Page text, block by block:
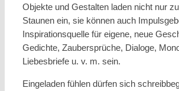
Objekte und Gestalten laden nicht nur
Staunen ein, sie können auch
Inspirationsquelle für eigene, neue
Gedichte, Zaubersprüche, Dialoge,
Liebesbriefe u. v. m. sein.
Eingeladen fühlen dürfen sich